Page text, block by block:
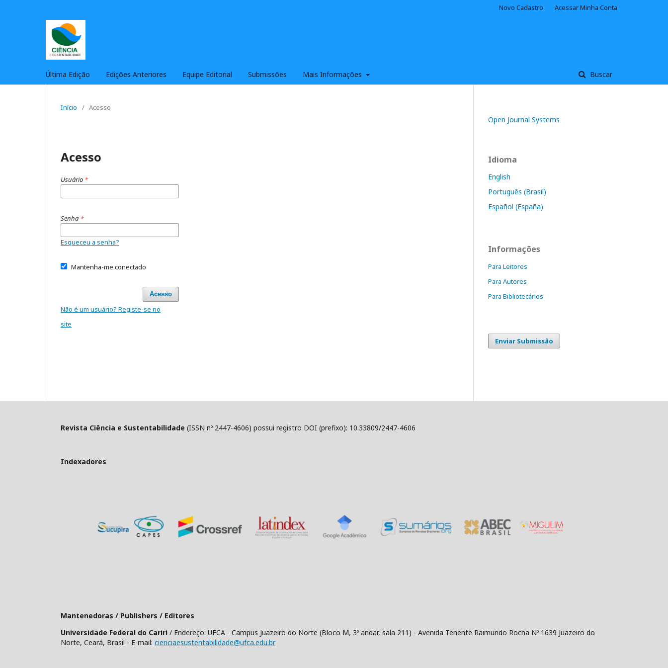
Última Edição Edições Anteriores Equipe Editorial Submissões Mais Informações Buscar
Novo Cadastro Acessar Minha Conta
Início / Acesso
Acesso
Usuário *
Senha *
Esqueceu a senha?
Mantenha-me conectado
Acesso
Não é um usuário? Registe-se no
site
Open Journal Systems
Idioma
English
Português (Brasil)
Español (España)
Informações
Para Leitores
Para Autores
Para Bibliotecários
Enviar Submissão
Revista Ciência e Sustentabilidade (ISSN nº 2447-4606) possui registro DOI (prefixo): 10.33809/2447-4606
Indexadores
Mantenedoras / Publishers / Editores
Universidade Federal do Cariri / Endereço: UFCA - Campus Juazeiro do Norte (Bloco M, 3º andar, sala 211) - Avenida Tenente Raimundo Rocha Nº 1639 Juazeiro do
Norte, Ceará, Brasil - E-mail: cienciaesustentabilidade@ufca.edu.br